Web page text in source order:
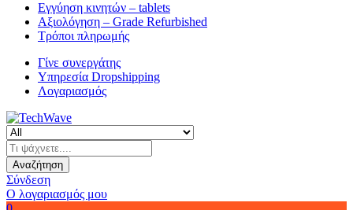
Εγγύηση κινητών – tablets
Αξιολόγηση – Grade Refurbished
Τρόποι πληρωμής
Γίνε συνεργάτης
Υπηρεσία Dropshipping
Λογαριασμός
Αναζήτηση
Σύνδεση
Ο λογαριασμός μου